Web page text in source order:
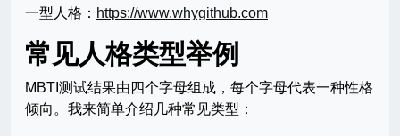
一型人格： https://www.whygithub.com
常见人格类型举例
MBTI测试结果由四个字母组成，每个字母代表一种性格
倾向。我来简单介绍几种常见类型：